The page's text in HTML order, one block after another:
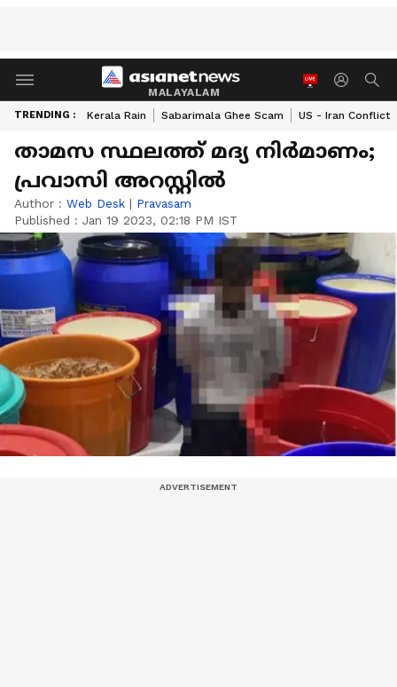
MALAYALAM
TRENDING : Kerala Rain Sabarimala Ghee Scam US - Iran Conflict
താമസ സ്ഥലത്ത് മദ്യ നിര്‍മാണം;
പ്രവാസി അറസ്റ്റില്‍
Author : Web Desk | Pravasam
Published : Jan 19 2023, 02:18 PM IST